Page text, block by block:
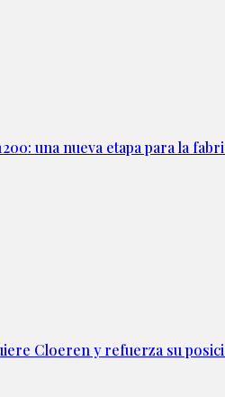
una nueva etapa para la
Cloeren y refuerza su